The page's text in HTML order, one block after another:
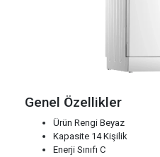
Genel Özellikler
Ürün Rengi Beyaz
Kapasite 14 Kişilik
Enerji Sınıfı C